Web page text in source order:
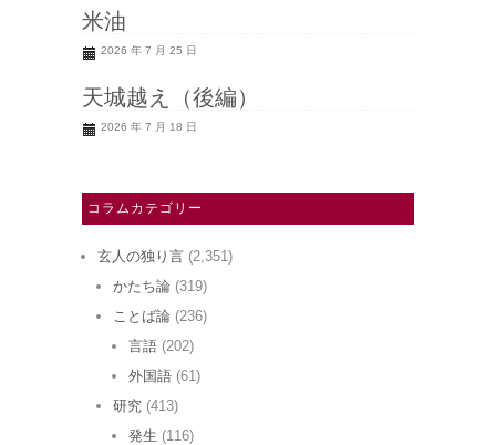
米油
2026 年 7 月 25 日
天城越え（後編）
2026 年 7 月 18 日
コラムカテゴリー
玄人の独り言 (2,351)
かたち論 (319)
ことば論 (236)
言語 (202)
外国語 (61)
研究 (413)
発生 (116)